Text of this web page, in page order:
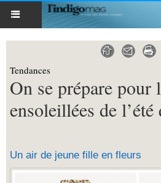
Tendances
On se prépare pour
ensoleillées de
Un air de jeune fille en fleurs